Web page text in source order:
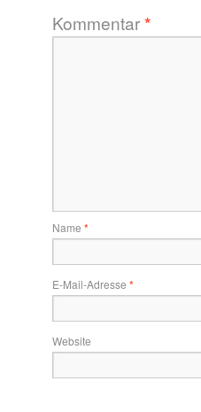
Kommentar*
Name *
E-Mail-Adresse *
Website